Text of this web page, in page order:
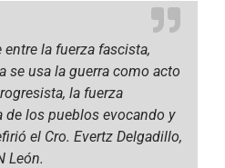
entre la fuerza fascista,
se usa la guerra como acto
la fuerza
de los pueblos evocando y
el Cro. Evertz Delgadillo,
León.